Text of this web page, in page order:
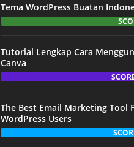
Tema WordPress Buatan
Tutorial Lengkap Cara
Canva
The Best Email Marketing Tool
WordPress Users